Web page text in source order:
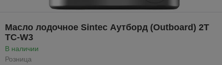
Масло лодочное Sintec Аутборд (Outboard) 2T
TC-W3
В наличии
Розница